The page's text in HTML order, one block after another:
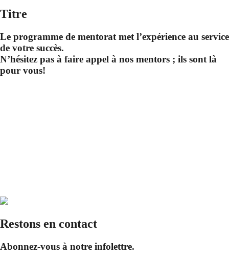
Titre
Le programme de mentorat met l’expérience au service
de votre succès.
N’hésitez pas à faire appel à nos mentors ; ils sont là
pour vous!
Restons en contact
Abonnez-vous à notre infolettre.